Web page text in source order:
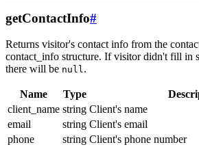
getContactInfo#
Returns visitor's contact info from the
contact_info structure. If visitor didn't fill in
there will be null.
Name Type
client_name string Client's name
email
string Client's email
phone
string Client's phone number